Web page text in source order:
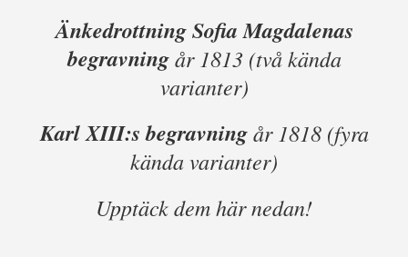
Änkedrottning Sofia Magdalenas
begravningår 1813 (två kända
varianter)
Karl XIII:s begravningår 1818 (fyra
kända varianter)
Upptäck dem här nedan!